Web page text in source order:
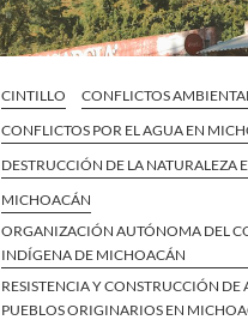
CINTILLO
CONFLICTOS
CONFLICTOS POR EL AGUA EN
DESTRUCCIÓN DE LA NATURALEZA
MICHOACÁN
ORGANIZACIÓN AUTÓNOMA DEL
INDÍGENA DE MICHOACÁN
RESISTENCIA Y CONSTRUCCIÓN
PUEBLOS ORIGINARIOS EN